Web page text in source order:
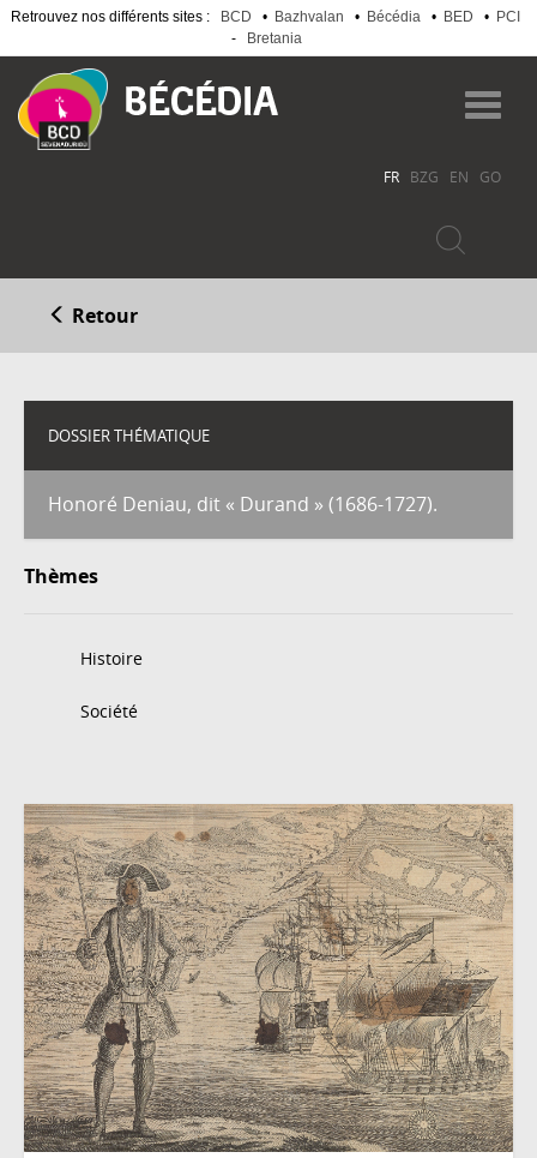
Retrouvez nos différents sites : BCD • Bazhvalan • Bécédia • BED •
PCI
-
Bretania
au
contenu
principal
FR BZG EN GO
Retour
DOSSIER THÉMATIQUE
Honoré Deniau, dit « Durand » (1686-1727).
Thèmes
Histoire
Société